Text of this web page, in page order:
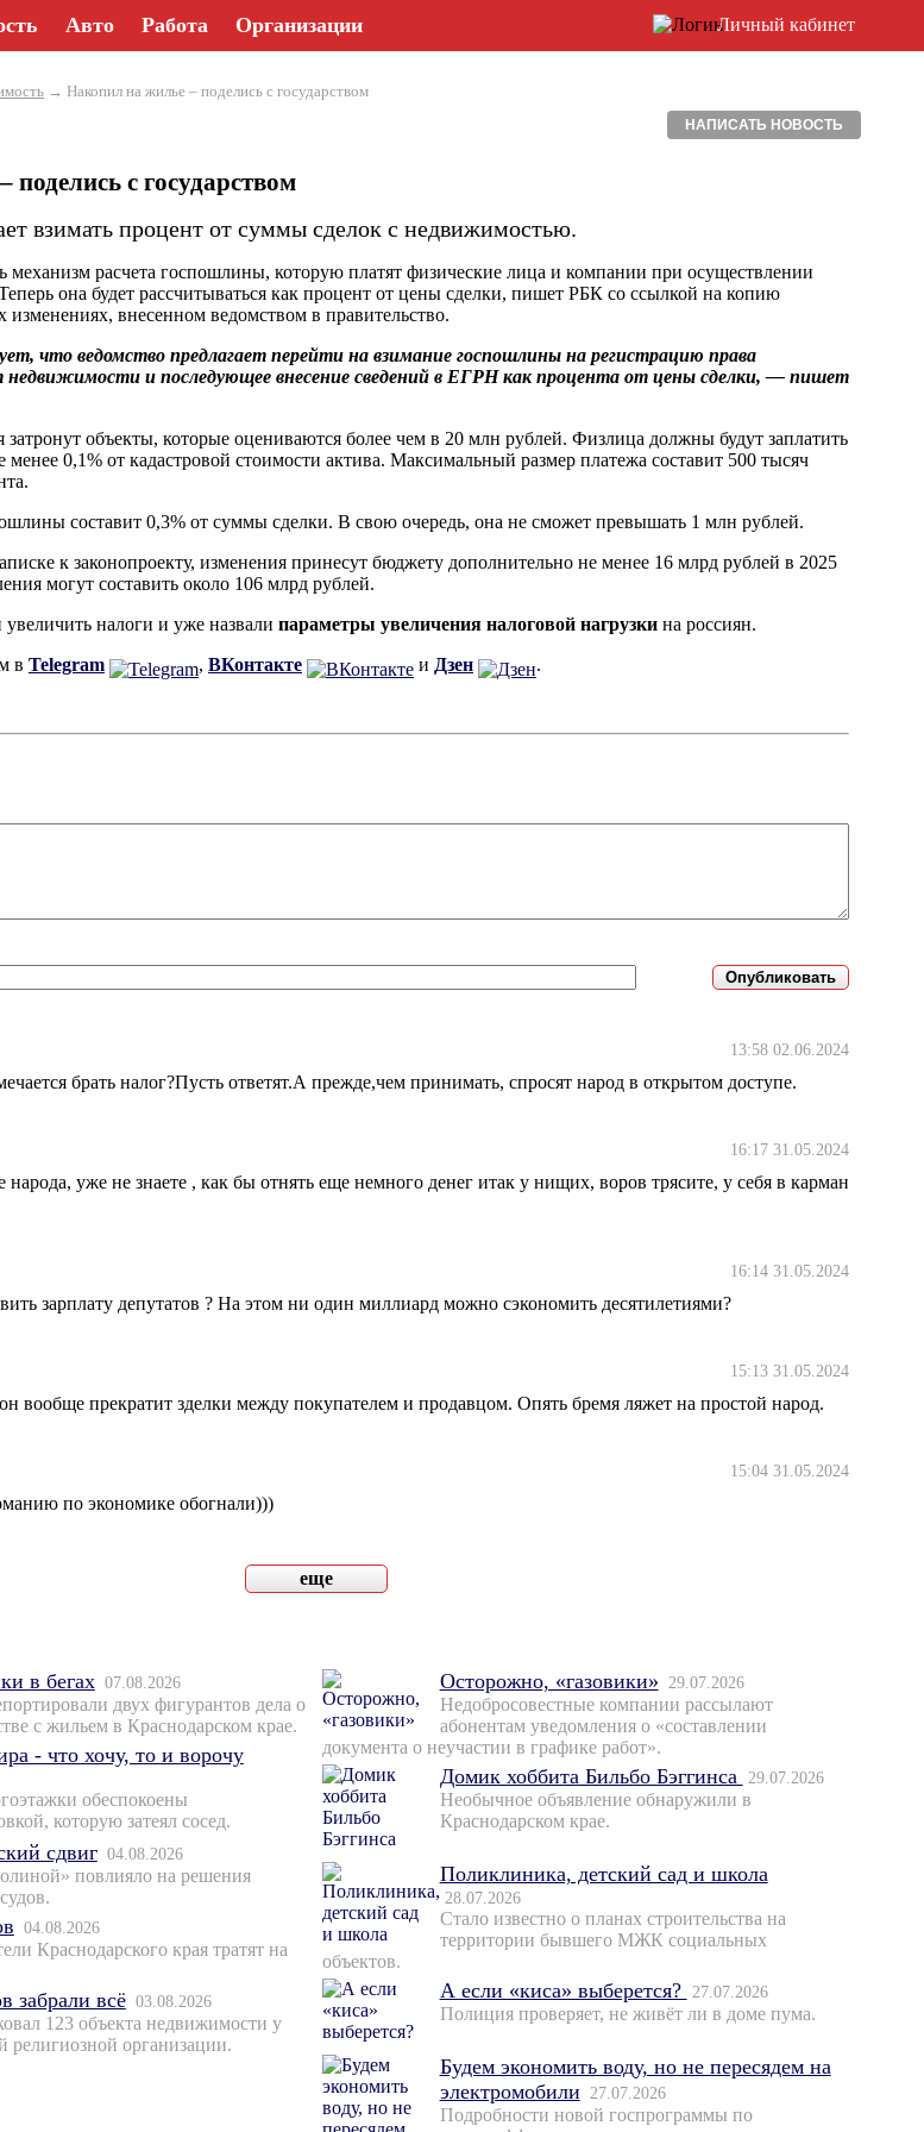
Авто Работа Организации Личный кабинет
→ Накопил на жилье – поделись с государством
НАПИСАТЬ НОВОСТЬ
с государством
взимать процент от суммы сделок с недвижимостью.
механизм расчета госпошлины, которую платят физические лица и компании при осуществлении
она будет рассчитываться как процент от цены сделки, пишет РБК со ссылкой на копию
изменениях, внесенном ведомством в правительство.
что ведомство предлагает перейти на взимание госпошлины на регистрацию права
недвижимости и последующее внесение сведений в ЕГРН как процента от цены сделки, — пишет
затронут объекты, которые оцениваются более чем в 20 млн рублей. Физлица должны будут заплатить
0,1% от кадастровой стоимости актива. Максимальный размер платежа составит 500 тысяч
составит 0,3% от суммы сделки. В свою очередь, она не сможет превышать 1 млн рублей.
к законопроекту, изменения принесут бюджету дополнительно не менее 16 млрд рублей в 2025
могут составить около 106 млрд рублей.
налоги и уже назвали параметры увеличения налоговой нагрузки на россиян.
в Telegram , ВКонтакте и Дзен .
13:58 02.06.2024
брать налог?Пусть ответят.А прежде,чем принимать, спросят народ в открытом доступе.
16:17 31.05.2024
народа, уже не знаете , как бы отнять еще немного денег итак у нищих, воров трясите, у себя в карман
16:14 31.05.2024
зарплату депутатов ? На этом ни один миллиард можно сэкономить десятилетиями?
15:13 31.05.2024
вообще прекратит зделки между покупателем и продавцом. Опять бремя ляжет на простой народ.
15:04 31.05.2024
по экономике обогнали)))
еще
в бегах 07.08.2026
двух фигурантов дела о
с жильем в Краснодарском крае.
- что хочу, то и ворочу
обеспокоены
которую затеял сосед.
сдвиг 04.08.2026
повлияло на решения
04.08.2026
Краснодарского края тратят на
забрали всё 03.08.2026
123 объекта недвижимости у
религиозной организации.
Осторожно, «газовики» 29.07.2026
Недобросовестные компании рассылают
абонентам уведомления о «составлении
документа о неучастии в графике работ».
Домик хоббита Бильбо Бэггинса 29.07.2026
Необычное объявление обнаружили в
Краснодарском крае.
Поликлиника, детский сад и школа
28.07.2026
Стало известно о планах строительства на
территории бывшего МЖК социальных
объектов.
А если «киса» выберется? 27.07.2026
Полиция проверяет, не живёт ли в доме пума.
Будем экономить воду, но не пересядем на
электромобили
27.07.2026
Подробности новой госпрограммы по